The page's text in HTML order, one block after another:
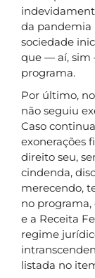
da pandemia
sociedade
que — aí, sim
programa.
Por último,
não seguiu
Caso
exonerações
direito seu,
cindenda,
merecendo,
no programa,
e a Receita
regime
listada no